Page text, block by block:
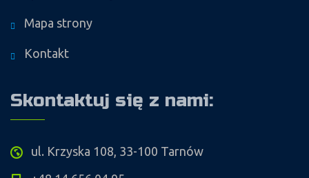
Mapa strony
Kontakt
Skontaktuj się z nami:
ul. Krzyska 108, 33-100 Tarnów